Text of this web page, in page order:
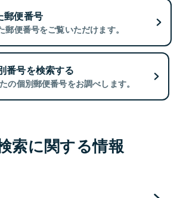
郵便番号
郵便番号をご覧いただけます。
番号を検索する
の個別郵便番号をお調べします。
索に関する情報